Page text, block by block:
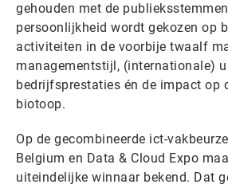
gehouden met de
persoonlijkheid wordt gekozen op
activiteiten in de voorbije twaalf
managementstijl, (internationale)
bedrijfsprestaties én de impact op
biotoop.
Op de gecombineerde ict-
Belgium en Data & Cloud Expo
uiteindelijke winnaar bekend. Dat